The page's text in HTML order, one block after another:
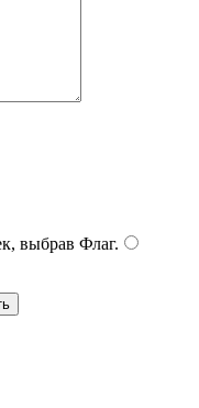
выбрав Флаг.